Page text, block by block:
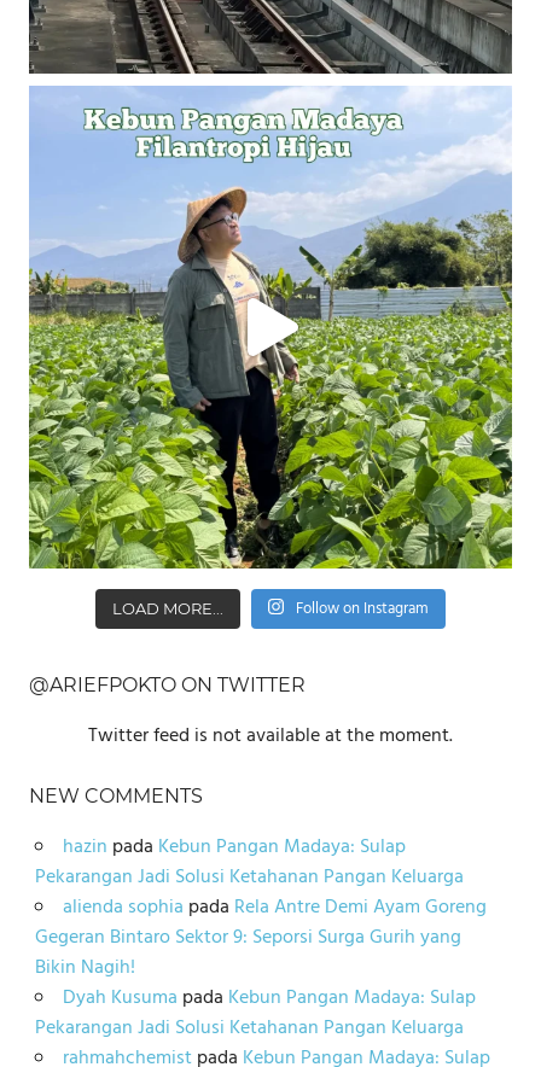
LOAD MORE... Follow on Instagram
@ARIEFPOKTO ON TWITTER
Twitter feed is not available at the moment.
NEW COMMENTS
hazin pada Kebun Pangan Madaya: Sulap
Pekarangan Jadi Solusi Ketahanan Pangan Keluarga
alienda sophia pada Rela Antre Demi Ayam Goreng
Gegeran Bintaro Sektor 9: Seporsi Surga Gurih yang
Bikin Nagih!
Dyah Kusuma pada Kebun Pangan Madaya: Sulap
Pekarangan Jadi Solusi Ketahanan Pangan Keluarga
rahmahchemistpada Kebun Pangan Madaya: Sulap